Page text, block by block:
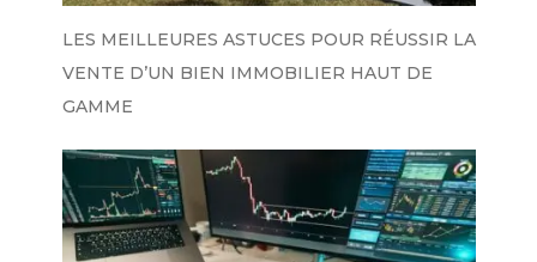
LES MEILLEURES ASTUCES POUR RÉUSSIR LA
VENTE D’UN BIEN IMMOBILIER HAUT DE
GAMME